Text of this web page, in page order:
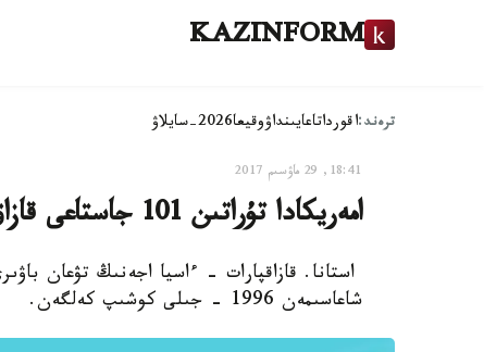
KAZINFORM
ترەند:اقورداتاعايىنداۋوقيعا2026-سايلاۋ
18:41, 29 ماۋسىم 2017
امەريكادا تۇراتىن 101 جاستاعى قازاق اجە ناعاشىلارىن ىزدەيدى - فوتو
استانا. قازاقپارات - ءاسيا اجەنىڭ تۋعان
شاعاسىمەن 1996 - جىلى كوشىپ كەلگەن.